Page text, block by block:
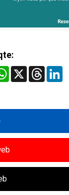
WhatsApp
X Threads